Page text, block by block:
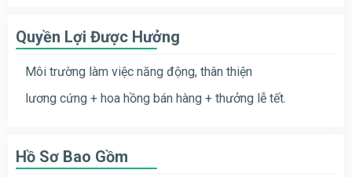
Quyền Lợi Được Hưởng
Môi trường làm việc năng động, thân thiện
lương cứng + hoa hồng bán hàng + thưởng lễ tết.
Hồ Sơ Bao Gồm